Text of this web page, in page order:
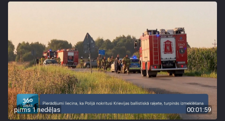
pirms 1 nedēļas 00:01:59